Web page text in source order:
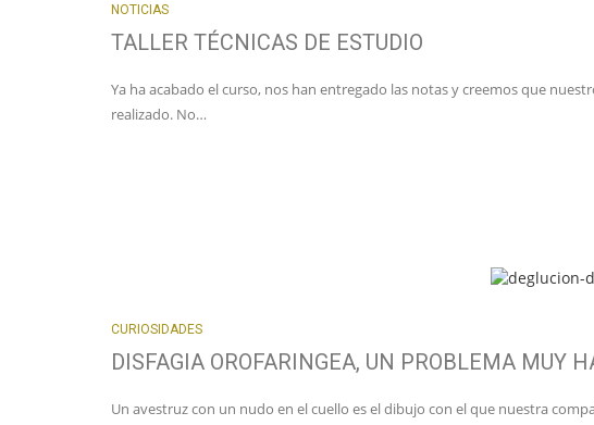
NOTICIAS
TALLER TÉCNICAS DE ESTUDIO
Ya ha acabado el curso, nos han entregado las notas y creemos que
realizado. No…
CURIOSIDADES
DISFAGIA OROFARINGEA, UN PROBLEMA MUY
Un avestruz con un nudo en el cuello es el dibujo con el que nuestra